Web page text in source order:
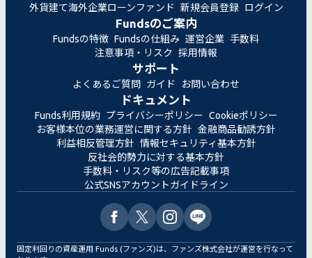
外貨建て海外企業ローンファンド 新規会員登録 ログイン
Fundsのご案内
Fundsの特徴 Fundsの仕組み 運営企業 手数料
注意事項・リスク
採用情報
サポート
よくあるご質問 ガイド お問い合わせ
ドキュメント
Funds利用規約 プライバシーポリシー Cookieポリシー
お客様本位の業務運営に関する方針 金融商品勧誘方針
利益相反管理方針 情報セキュリティ基本方針
反社会的勢力に対する基本方針
手数料・リスク等の広告記載事項
公式SNSアカウントガイドライン
固定利回りの資産運用 Funds (ファンズ)は、ファンズ株式会社が運営を行なって